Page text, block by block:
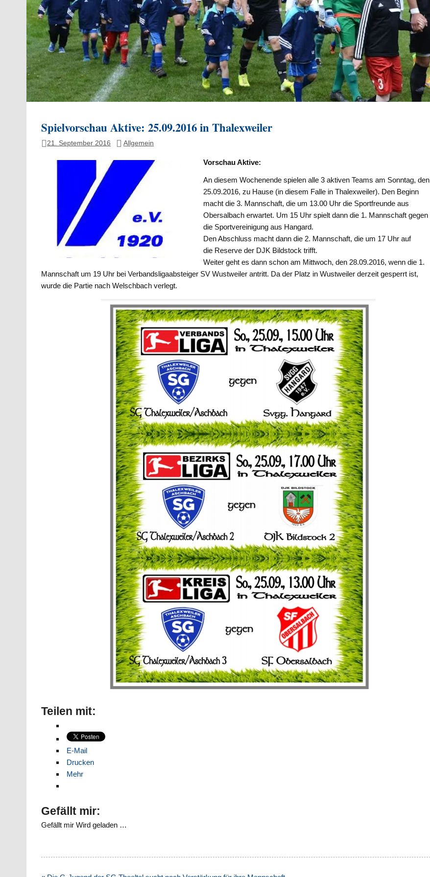
Spielvorschau Aktive: 25.09.2016 in Thalexweiler
21. September 2016 Allgemein
Vorschau Aktive:
An diesem Wochenende spielen alle 3 aktiven Teams am Sonntag, den
25.09.2016, zu Hause (in diesem Falle in Thalexweiler). Den Beginn
macht die 3. Mannschaft, die um 13.00 Uhr die Sportfreunde aus
Obersalbach erwartet. Um 15 Uhr spielt dann die 1. Mannschaft gegen
die Sportvereinigung aus Hangard.
Den Abschluss macht dann die 2. Mannschaft, die um 17 Uhr auf
die Reserve der DJK Bildstock trifft.
Weiter geht es dann schon am Mittwoch, den 28.09.2016, wenn die 1.
Mannschaft um 19 Uhr bei Verbandsligaabsteiger SV Wustweiler antritt. Da der Platz in Wustweiler derzeit gesperrt ist,
wurde die Partie nach Welschbach verlegt.
Teilen mit:
E-Mail
Drucken
Mehr
Gefällt mir:
Gefällt mir Wird geladen …